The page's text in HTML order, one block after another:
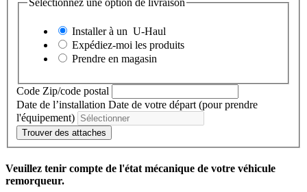
Sélectionnez une option de livraison
Installer à un U-Haul
Expédiez-moi les produits
Prendre en magasin
Code Zip/code postal
Date de l’installation Date de votre départ (pour prendre
l'équipement)
Trouver des attaches
Veuillez tenir compte de l'état mécanique de votre véhicule
remorqueur.